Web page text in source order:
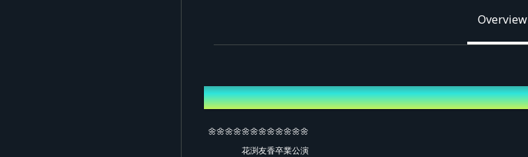
Advance Sale (Lottery)
Overview
Overview
🌼🌼🌼🌼🌼🌼🌼🌼🌼🌼🌼🌼
花渕友香卒業公演